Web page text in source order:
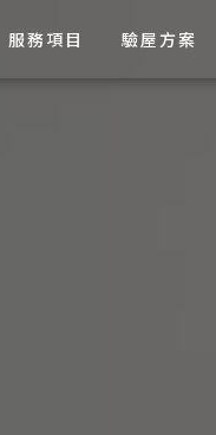
服務項目 驗屋方案